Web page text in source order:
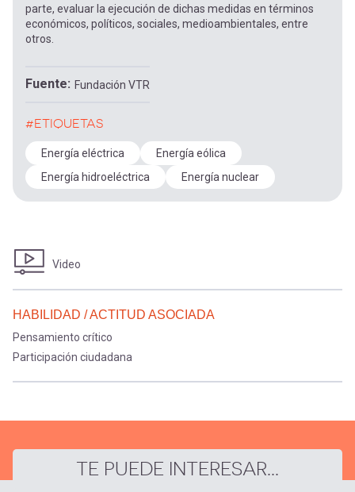
parte, evaluar la ejecución de dichas medidas en términos
económicos, políticos, sociales, medioambientales, entre
otros.
Fuente Fundación VTR
#ETIQUETAS
Energía eléctrica
Energía eólica
Energía hidroeléctrica
Energía nuclear
Video
HABILIDAD / ACTITUD ASOCIADA
Pensamiento crítico
Participación ciudadana
TE PUEDE INTERESAR...